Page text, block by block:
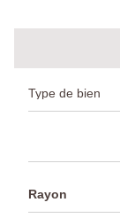
Rayon